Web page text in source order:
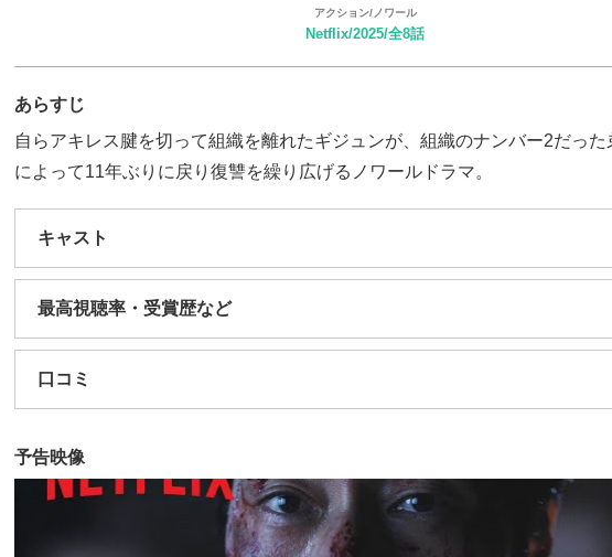
アクション/ノワール
Netflix/2025/全8話
あらすじ
自らアキレス腱を切って組織を離れたギジュンが、組織のナンバー2だっ
によって11年ぶりに戻り復讐を繰り広げるノワールドラマ。
キャスト
最高視聴率・受賞歴など
口コミ
予告映像